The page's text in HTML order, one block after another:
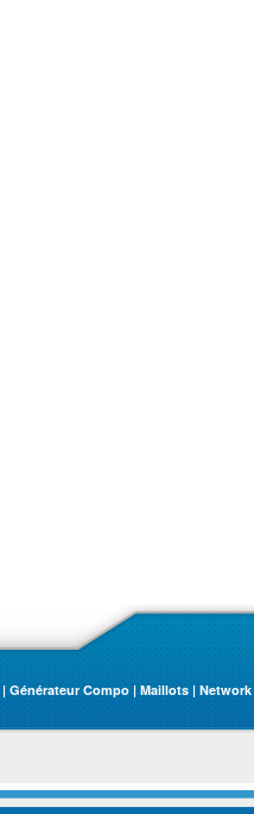
| Générateur Compo | Maillots | Network